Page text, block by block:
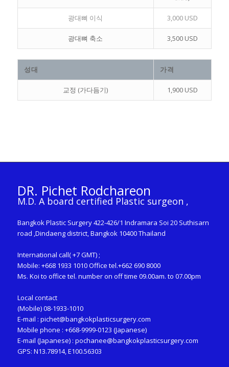
광대뼈 이식 3,000 USD
광대뼈 축소 3,500 USD
성대 가격
교정 (가다듬기) 1,900 USD
DR. Pichet Rodchareon
M.D. A board certified Plastic surgeon ,
Bangkok Plastic Surgery 422-426/1 Indramara Soi 20 Suthisarn
road ,Dindaeng district, Bangkok 10400 Thailand
International call( +7 GMT) ;
Mobile: +668 1933 1010 Office tel.+662 690 8000
Ms. Koi to office tel. number on off time 09.00am. to 07.00pm
Local contact
(Mobile) 08-1933-1010
E-mail : pichet@bangkokplasticsurgery.com
Mobile phone : +668-9999-0123 (Japanese)
E-mail (Japanese) : pochanee@bangkokplasticsurgery.com
GPS: N13.78914, E100.56303